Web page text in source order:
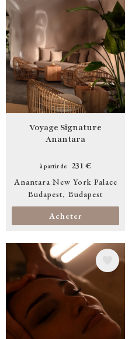
Voyage Signature
Anantara
à partir de
231 €
Anantara New York Palace
Budapest
Budapest
Acheter
Image